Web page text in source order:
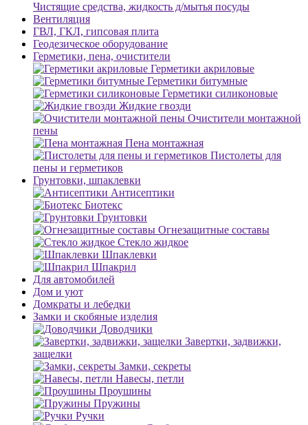
Чистящие средства, жидкость д/мытья посуды
Вентиляция
ГВЛ, ГКЛ, гипсовая плита
Геодезическое оборудование
Герметики, пена, очистители
Герметики акриловые
Герметики битумные
Герметики силиконовые
Жидкие гвозди
Очистители монтажной
пены
Пена монтажная
Пистолеты для
пены и герметиков
Грунтовки, шпаклевки
Антисептики
Биотекс
Грунтовки
Огнезащитные составы
Стекло жидкое
Шпаклевки
Шпакрил
Для автомобилей
Дом и уют
Домкраты и лебедки
Замки и скобяные изделия
Доводчики
Завертки, задвижки,
защелки
Замки, секреты
Навесы, петли
Проушины
Пружины
Ручки